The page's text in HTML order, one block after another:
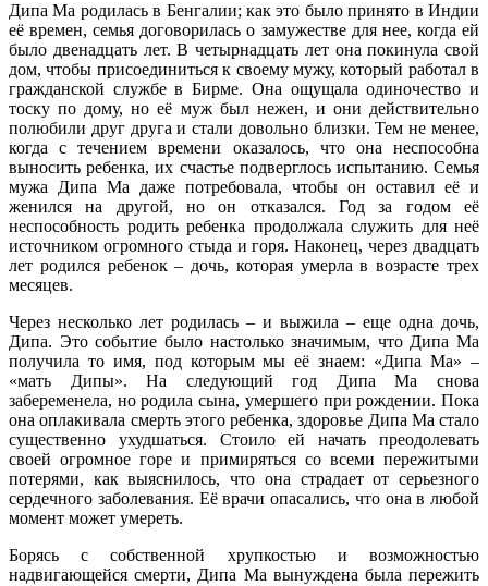
Дипа Ма родилась в Бенгалии; как это было принято в Индии
её времен, семья договорилась о замужестве для нее, когда ей
было двенадцать лет. В четырнадцать лет она покинула свой
дом, чтобы присоединиться к своему мужу, который работал в
гражданской службе в Бирме. Она ощущала одиночество и
тоску по дому, но её муж был нежен, и они действительно
полюбили друг друга и стали довольно близки. Тем не менее,
когда с течением времени оказалось, что она неспособна
выносить ребенка, их счастье подверглось испытанию. Семья
мужа Дипа Ма даже потребовала, чтобы он оставил её и
женился на другой, но он отказался. Год за годом её
неспособность родить ребенка продолжала служить для неё
источником огромного стыда и горя. Наконец, через двадцать
лет родился ребенок – дочь, которая умерла в возрасте трех
месяцев.
Через несколько лет родилась – и выжила – еще одна дочь,
Дипа. Это событие было настолько значимым, что Дипа Ма
получила то имя, под которым мы её знаем: «Дипа Ма» –
«мать Дипы». На следующий год Дипа Ма снова
забеременела, но родила сына, умершего при рождении. Пока
она оплакивала смерть этого ребенка, здоровье Дипа Ма стало
существенно ухудшаться. Стоило ей начать преодолевать
своей огромное горе и примиряться со всеми пережитыми
потерями, как выяснилось, что она страдает от серьезного
сердечного заболевания. Её врачи опасались, что она в любой
момент может умереть.
Борясь с собственной хрупкостью и возможностью
надвигающейся смерти, Дипа Ма вынуждена была пережить